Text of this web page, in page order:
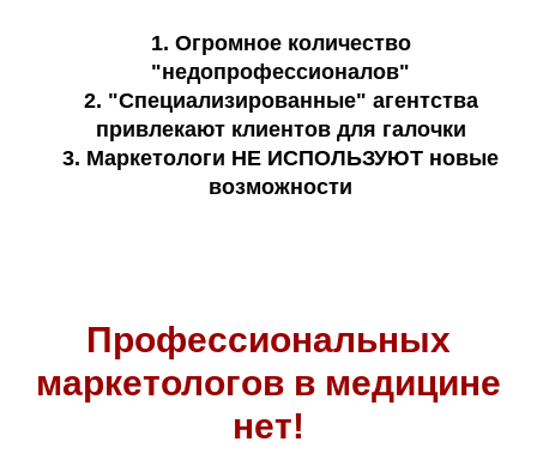
1. Огромное количество
"недопрофессионалов"
2. "Специализированные" агентства
привлекают клиентов для галочки
3. Маркетологи НЕ ИСПОЛЬЗУЮТ новые
возможности
Профессиональных
маркетологов в медицине
нет!